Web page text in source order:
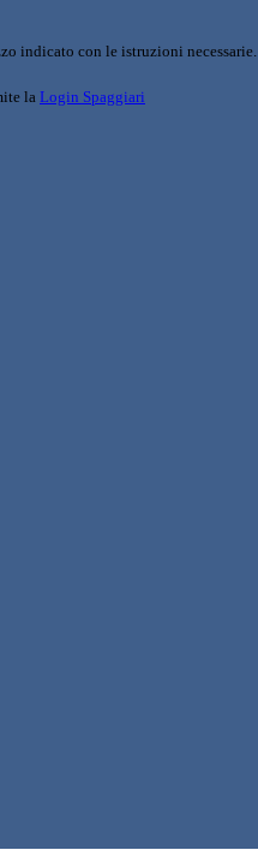
indicato con le istruzioni necessarie.
la Login Spaggiari